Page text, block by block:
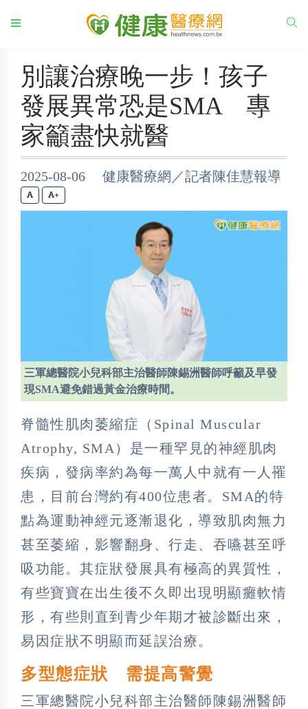
別讓治療晚一步！孩子
發展異常恐是SMA 專
家籲盡快就醫
2025-08-06 健康醫療網／記者陳佳慧報導
+
三軍總醫院小兒科部主治醫師陳錫洲醫師呼籲及早發
現SMA避免錯過黃金治療時間。
脊髓性肌肉萎縮症（Spinal Muscular
Atrophy, SMA）是一種罕見的神經肌肉
疾病，發病率約為每一萬人中就有一人罹
患，目前台灣約有400位患者。SMA的特
點為運動神經元逐漸退化，導致肌肉無力
甚至萎縮，影響翻身、行走、吞嚥甚至呼
吸功能。其症狀發展具有極高的異質性，
有些寶寶在出生後不久即出現明顯癱軟情
形，有些則直到青少年期才被診斷出來，
易因症狀不明顯而延誤治療。
多型態症狀 需提高警覺
三軍總醫院小兒科部主治醫師陳錫洲醫師